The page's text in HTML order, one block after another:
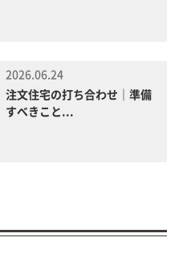
2026.06.24
注文住宅の打ち合わせ｜準備
すべきこと...